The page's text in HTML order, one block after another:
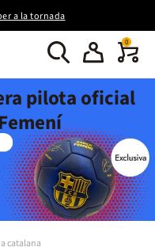
a la tornada
0
pilota oficial
catalana